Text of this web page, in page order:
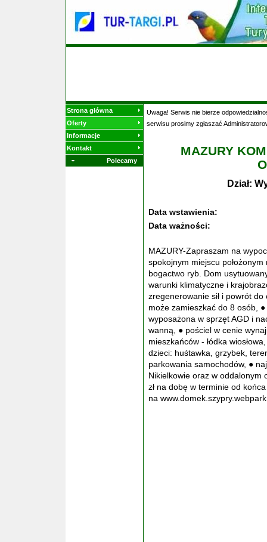
Strona główna
Oferty
Informacje
Kontakt
Polecamy
Uwaga! Serwis nie bierze
serwisu prosimy zgłaszać
MAZURY
Dział:
Data wstawienia:
Data ważności:
MAZURY-Zapraszam na
spokojnym miejscu
bogactwo ryb. Dom
warunki klimatyczne i
zregenerowanie sił i powrót
może zamieszkać do 8 osób,
wyposażona w sprzęt AGD i
wanną, ● pościel w cenie
mieszkańców - łódka
dzieci: huśtawka, grzybek,
parkowania samochodów, ●
Nikielkowie oraz w oddalonym
zł na dobę w terminie od
na